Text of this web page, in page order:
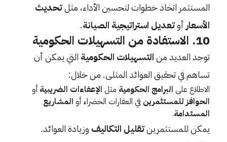
المستثمر اتخاذ خطوات لتحسين الأداء، مثلتحديث
الأسعار أوتعديل استراتيجية الصيانة.
10. الاستفادة من التسهيلات الحكومية
توجد العديد منالتسهيلات الحكومية التي يمكن أن
تساهم في تحقيق العوائد المثلى. من خلال:
الاطلاع على البرامج الحكومية مثل الإعفاءات الضريبية أو
الحوافز للمستثمرين في العقارات الخضراء أو المشاريع
المستدامة.
يمكن للمستثمرينتقليل التكاليف وزيادة العوائد.